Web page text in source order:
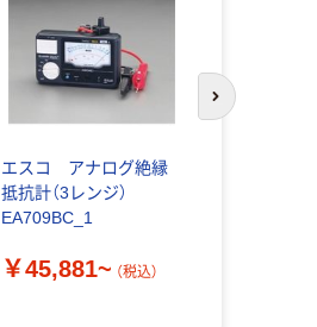
エスコ アナログ絶縁
抵抗計（3レンジ）
EA709BC_1
￥45,881~ （税込）
次のスライド